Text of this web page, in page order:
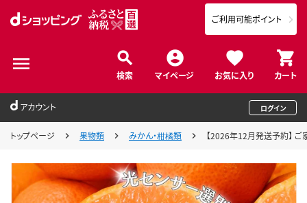
検索 マイページ お気に入り カート
ご利用可能ポイント
アカウント ログイン
トップページ 果物類 みかん・柑橘類 【2026年12月発送予約】